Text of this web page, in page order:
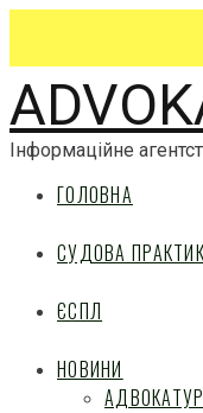
Інформаційне
ГОЛОВНА
СУДОВА
ЄСПЛ
НОВИНИ